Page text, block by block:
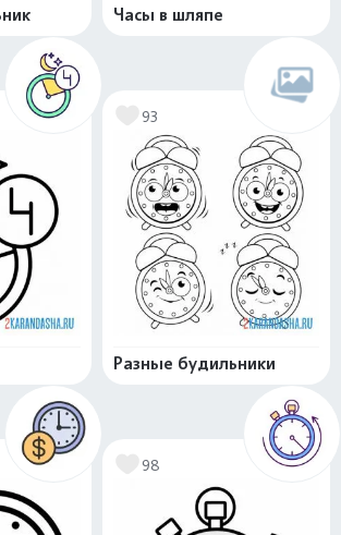
Часы в шляпе
93
Разные будильники
98